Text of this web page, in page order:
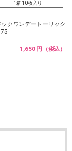
1箱 10枚入り
クワンデートーリック
1,650 円（税込）